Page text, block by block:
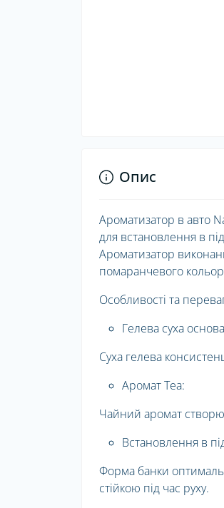
Опис
Ароматизатор в авто
для встановлення в
Ароматизатор
помаранчевого
Особливості та
Гелева суха
Суха гелева
Аромат Tea:
Чайний аромат
Встановлення в
Форма банки
стійкою під час руху.